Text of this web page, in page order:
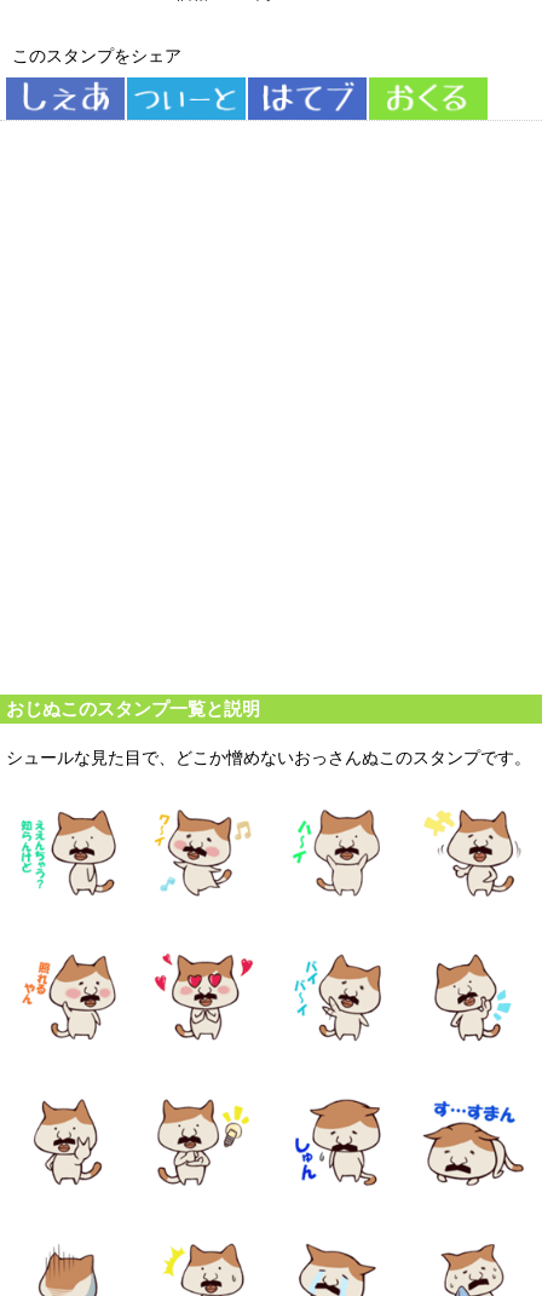
このスタンプをシェア
おじぬこのスタンプ一覧と説明
シュールな見た目で、どこか憎めないおっさんぬこのスタンプです。